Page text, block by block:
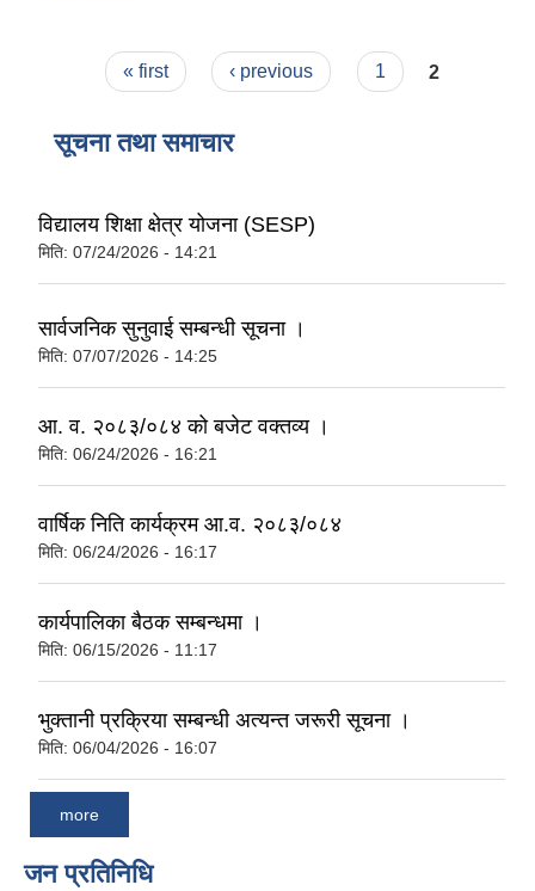
Pages« first ‹ previous 1 2
सूचना तथा समाचार
विद्यालय शिक्षा क्षेत्र योजना (SESP)
मिति: 07/24/2026 - 14:21
सार्वजनिक सुनुवाई सम्बन्धी सूचना ।
मिति: 07/07/2026 - 14:25
आ. व. २०८३/०८४ को बजेट वक्तव्य ।
मिति: 06/24/2026 - 16:21
वार्षिक निति कार्यक्रम आ.व. २०८३/०८४
मिति: 06/24/2026 - 16:17
कार्यपालिका बैठक सम्बन्धमा ।
मिति: 06/15/2026 - 11:17
भुक्तानी प्रक्रिया सम्बन्धी अत्यन्त जरूरी सूचना ।
मिति: 06/04/2026 - 16:07
more
जन प्रतिनिधि